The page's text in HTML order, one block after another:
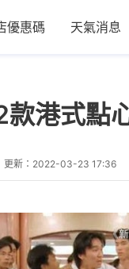
優惠碼 天氣消息
款港式點
更新： 2022-03-23 17:36